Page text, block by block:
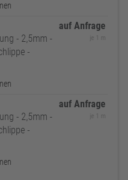
- 2,5mm -
-
auf Anfrage
je 1 m
- 2,5mm -
-
auf Anfrage
je 1 m